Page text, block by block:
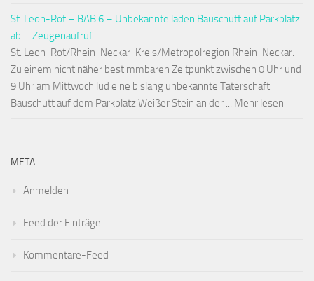
St. Leon-Rot – BAB 6 – Unbekannte laden Bauschutt auf Parkplatz
ab – Zeugenaufruf
St. Leon-Rot/Rhein-Neckar-Kreis/Metropolregion Rhein-Neckar.
Zu einem nicht näher bestimmbaren Zeitpunkt zwischen 0 Uhr und
9 Uhr am Mittwoch lud eine bislang unbekannte Täterschaft
Bauschutt auf dem Parkplatz Weißer Stein an der ... Mehr lesen
META
Anmelden
Feed der Einträge
Kommentare-Feed